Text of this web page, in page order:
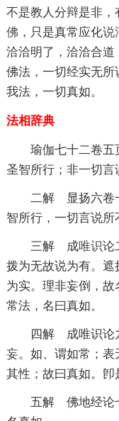
不是教人分辩是非
佛 ，只是真常应化说
洽洽明了，洽洽合
佛法，一切经实无
我法，一切真如。
法相辞典
瑜伽七十二卷五页
圣智所行；非一切言
二解 显扬六卷一
智所行，一切言说所
三解 成唯识论
拨为无故说为有。
为实。理非妄倒，
常法，名曰真如。
四解 成唯识论九
妄。如、谓如常；表
其性；故曰真如。卽
五解 佛地经论七